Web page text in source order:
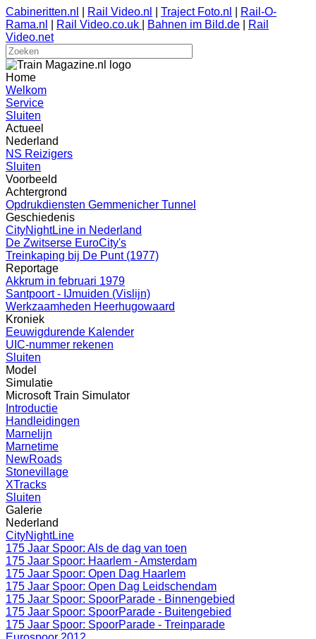
Cabineritten.nl Rail Video.nl Traject Foto.nl
Rail-O-
Rama.nl
Rail Video.co.uk Bahnen im Bild.de
Rail
Video.net
Home
Welkom
Service
Sluiten
Actueel
Nederland
NS Reizigers
Sluiten
Voorbeeld
Achtergrond
Opdrukdiensten Gemmenicher Tunnel
Geschiedenis
CityNightLine in Nederland
De Zwitserse EuroCity's
Treinkaping bij De Punt (1977)
Reportage
Akkrum in februari 1979
Santpoort - IJmuiden (Vislijn)
Werkzaamheden Heerhugowaard
Kroniek
Eeuwigdurende Kalender
UIC-nummer rekenen
Sluiten
Model
Simulatie
Microsoft Train Simulator
Introductie
Handleidingen
Marnelijn
Marnetime
NewRoads
Stonevillage
XTracks
Sluiten
Galerie
Nederland
CityNightLine
175 Jaar Spoor: Als de dag van toen
175 Jaar Spoor: Haarlem - Amsterdam
175 Jaar Spoor: Open Dag Haarlem
175 Jaar Spoor: Open Dag Leidschendam
175 Jaar Spoor: SpoorParade - Binnengebied
175 Jaar Spoor: SpoorParade - Buitengebied
175 Jaar Spoor: SpoorParade - Treinparade